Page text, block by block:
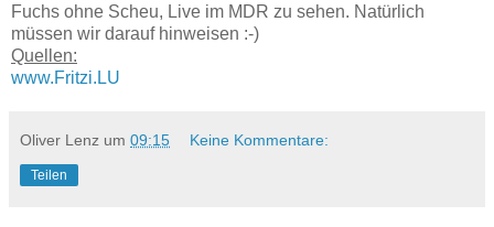
Fuchs ohne Scheu, Live im MDR zu sehen. Natürlich
müssen wir darauf hinweisen :-)
Quellen:
www.Fritzi.LU
Oliver Lenz um 09:15 Keine Kommentare:
Teilen